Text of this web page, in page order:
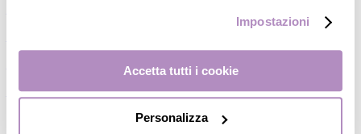
Impostazioni
Accetta tutti i cookie
Personalizza
Conservalatte Materno
―Massaggiagengive